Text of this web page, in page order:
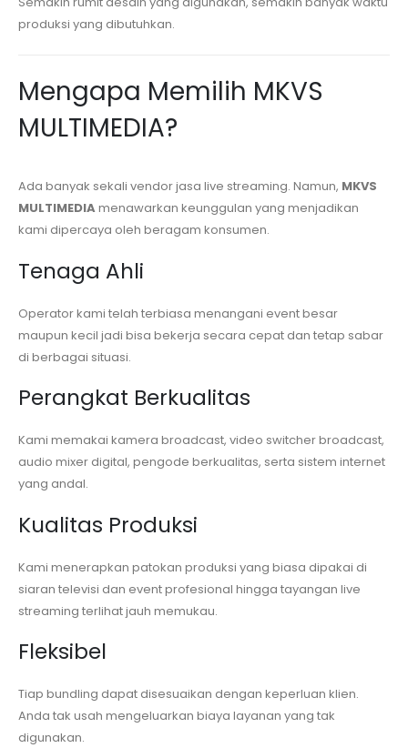
produksi yang dibutuhkan.
Mengapa Memilih MKVS
MULTIMEDIA?
Ada banyak sekali vendor jasa live streaming. Namun, MKVS
MULTIMEDIAmenawarkan keunggulan yang menjadikan
kami dipercaya oleh beragam konsumen.
Tenaga Ahli
Operator kami telah terbiasa menangani event besar
maupun kecil jadi bisa bekerja secara cepat dan tetap sabar
di berbagai situasi.
Perangkat Berkualitas
Kami memakai kamera broadcast, video switcher broadcast,
audio mixer digital, pengode berkualitas, serta sistem internet
yang andal.
Kualitas Produksi
Kami menerapkan patokan produksi yang biasa dipakai di
siaran televisi dan event profesional hingga tayangan live
streaming terlihat jauh memukau.
Fleksibel
Tiap bundling dapat disesuaikan dengan keperluan klien.
Anda tak usah mengeluarkan biaya layanan yang tak
digunakan.